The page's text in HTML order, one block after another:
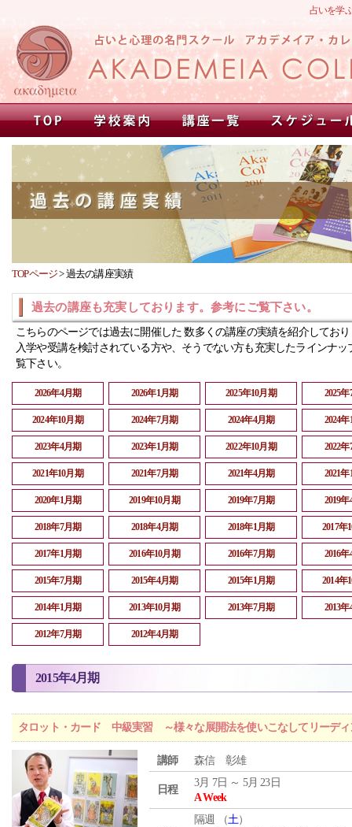
占いを学
TOPページ>過去の講座実績
過去の講座も充実しております。参考にご覧下さい。
こちらのページでは過去に開催した 数多くの講座の実績を紹介してお
入学や受講を検討されている方や、そうでない方も充実したラインナッ
覧下さい。
2026年4月期 2026年1月期 2025年10月期 2025
2024年10月期 2024年7月期 2024年4月期 2024
2023年4月期 2023年1月期 2022年10月期 2022
2021年10月期 2021年7月期 2021年4月期 2021
2020年1月期 2019年10月期 2019年7月期 2019
2018年7月期 2018年4月期 2018年1月期 2017年
2017年1月期 2016年10月期 2016年7月期 2016
2015年7月期 2015年4月期 2015年1月期 2014年
2014年1月期 2013年10月期 2013年7月期 2013
2012年7月期 2012年4月期
2015年4月期
タロット・カード 中級実習 ～様々な展開法を使いこなしてリーディ
講師 森信 彰雄
日程
3月 7日 ～ 5月 23日
A Week
隔週 （土）